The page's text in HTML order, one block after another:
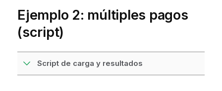
Ejemplo 2: múltiples pagos
(script)
Script de carga y resultados